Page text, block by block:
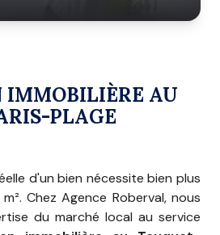
IMMOBILIÈRE AU
PLAGE
d'un bien nécessite bien plus
Chez Agence Roberval, nous
du marché local au service